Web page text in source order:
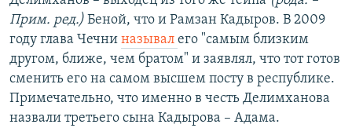
Прим. ред.) Беной, что и Рамзан Кадыров. В 2009
году глава Чечни называл его "самым близким
другом, ближе, чем братом" и заявлял, что тот готов
сменить его на самом высшем посту в республике.
Примечательно, что именно в честь Делимханова
назвали третьего сына Кадырова – Адама.